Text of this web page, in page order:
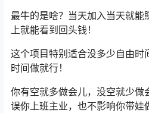
最牛的是啥？当天加入当天就能
上就能看到回头钱！
这个项目特别适合没多少自由时
时间做就行！
你有空就多做会儿，没空就少做
误你上班主业，也不影响你带娃